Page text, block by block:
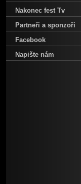
Nakonec fest Tv
Partneři a sponzoři
Facebook
Napište nám